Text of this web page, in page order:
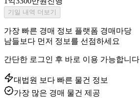
기일 내역 더보기
가장 빠른 경매 정보 플랫폼 경매마당
남들보다 먼저 정보를 선점하세요
간단한 로그인 후 바로 이용 가능합니다
대법원 보다 빠른 물건 정보
가장 많은 경매 물건 제공